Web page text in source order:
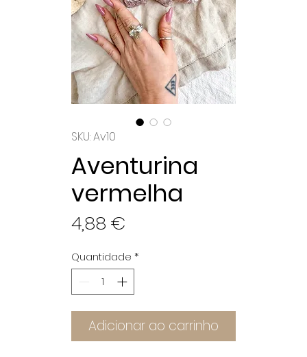
SKU: Av10
Aventurina
vermelha
4,88 €
Quantidade *
Adicionar ao carrinho